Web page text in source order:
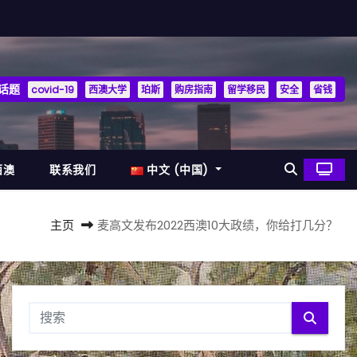
题 covid-19 西澳大学 珀斯 购房指南 留学移民 安全 省钱
澳 联系我们 中文 (中国)
主页 麦高文发布2022西澳10大政绩，你给打几分？